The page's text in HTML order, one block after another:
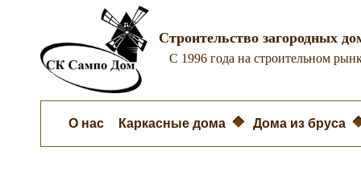
Строительство загородных
C 1996 года на строительном
О нас Каркасные дома Дома из бруса